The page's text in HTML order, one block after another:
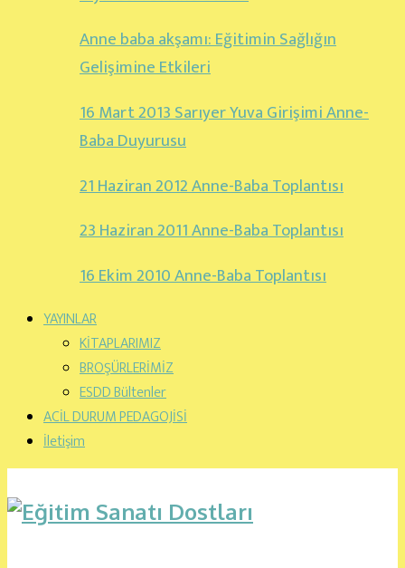
Anne baba akşamı: Eğitimin Sağlığın
Gelişimine Etkileri
16 Mart 2013 Sarıyer Yuva Girişimi Anne-
Baba Duyurusu
21 Haziran 2012 Anne-Baba Toplantısı
23 Haziran 2011 Anne-Baba Toplantısı
16 Ekim 2010 Anne-Baba Toplantısı
YAYINLAR
KİTAPLARIMIZ
BROŞÜRLERİMİZ
ESDD Bültenler
ACİL DURUM PEDAGOJİSİ
İletişim